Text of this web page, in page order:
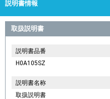
説明書情報
取扱説明書
説明書品番
H0A105SZ
説明書名称
取扱説明書